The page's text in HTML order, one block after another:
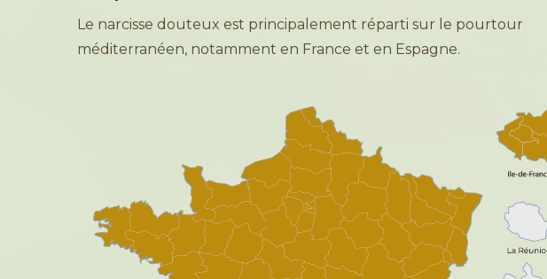
Le narcisse douteux est principalement réparti sur le pourtour
méditerranéen, notamment en France et en Espagne.